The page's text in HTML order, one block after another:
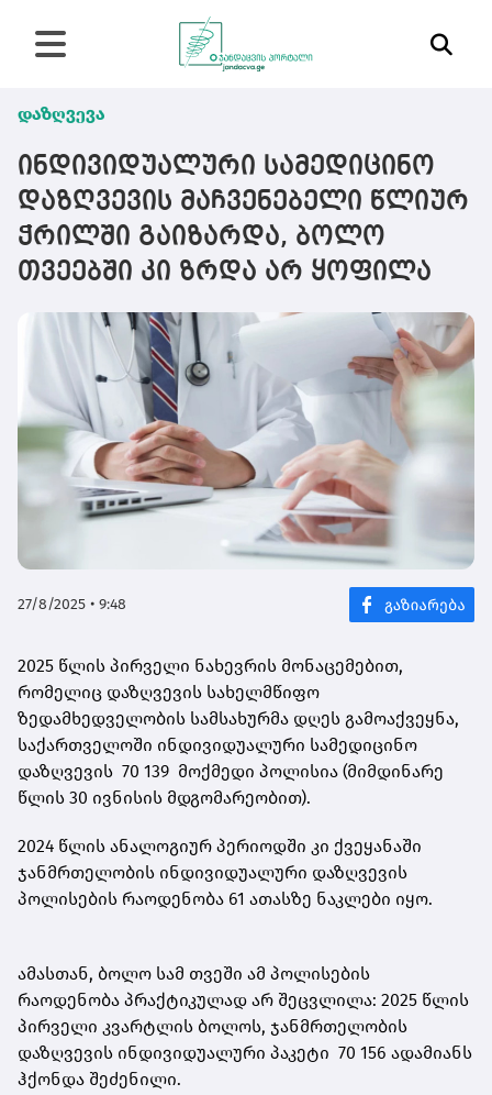
დაზღვევა
ინდივიდუალური სამედიცინო
დაზღვევის მაჩვენებელი წლიურ
ჭრილში გაიზარდა, ბოლო
თვეებში კი ზრდა არ ყოფილა
27/8/2025 • 9:48
2025 წლის პირველი ნახევრის მონაცემებით,
რომელიც დაზღვევის სახელმწიფო
ზედამხედველობის სამსახურმა დღეს გამოაქვეყნა,
საქართველოში ინდივიდუალური სამედიცინო
დაზღვევის 70 139 მოქმედი პოლისია (მიმდინარე
წლის 30 ივნისის მდგომარეობით).
2024 წლის ანალოგიურ პერიოდში კი ქვეყანაში
ჯანმრთელობის ინდივიდუალური დაზღვევის
პოლისების რაოდენობა 61 ათასზე ნაკლები იყო.
ამასთან, ბოლო სამ თვეში ამ პოლისების
რაოდენობა პრაქტიკულად არ შეცვლილა: 2025 წლის
პირველი კვარტლის ბოლოს, ჯანმრთელობის
დაზღვევის ინდივიდუალური პაკეტი 70 156 ადამიანს
ჰქონდა შეძენილი.